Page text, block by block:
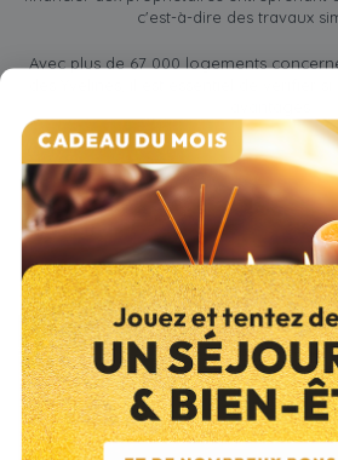
c'est-à-dire des travaux
Avec plus de 67 000 logements
des Yvelines, il est essentiel de vérifier